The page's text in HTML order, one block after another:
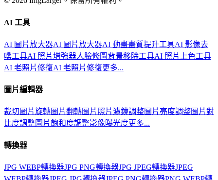
AI 工具
AI 圖片放大器AI 圖片放大器AI 動畫畫質提升工具AI 影像去
噪工具AI 照片增強器人臉修圖 背景移除工具AI 照片上色工具
AI 老照片修復AI 老照片修復更多...
圖片編輯器
裁切圖片旋轉圖片翻轉圖片 照片濾鏡調整圖片亮度調整圖片對
比度調整圖片飽和度調整影像曝光度更多...
轉換器
JPG WEBP轉換器JPG PNG轉換器JPG JPEG轉換器JPEG